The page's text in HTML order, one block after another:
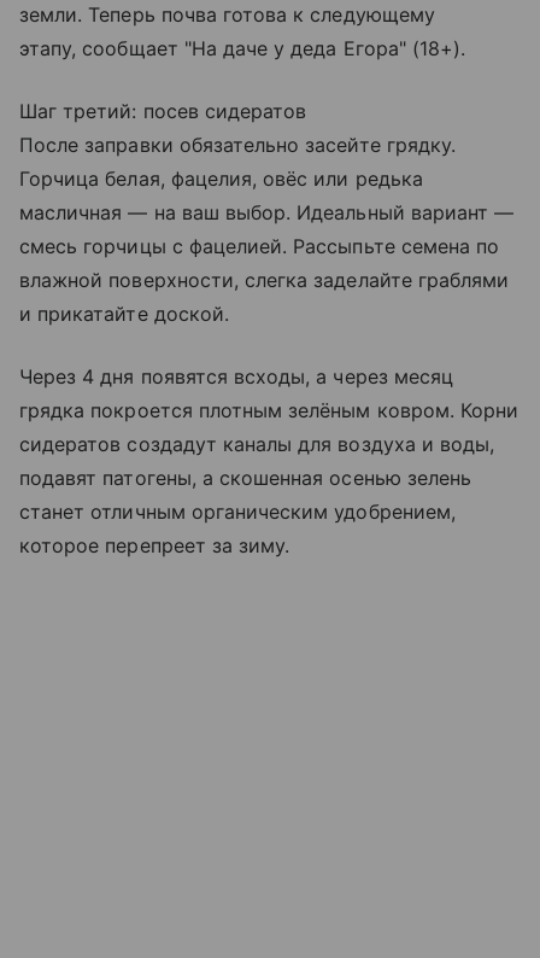
земли. Теперь почва готова к следующему
этапу, сообщает "На даче у деда Егора" (18+).
Шаг третий: посев сидератов
После заправки обязательно засейте грядку.
Горчица белая, фацелия, овёс или редька
масличная — на ваш выбор. Идеальный вариант —
смесь горчицы с фацелией. Рассыпьте семена по
влажной поверхности, слегка заделайте граблями
и прикатайте доской.
Через 4 дня появятся всходы, а через месяц
грядка покроется плотным зелёным ковром. Корни
сидератов создадут каналы для воздуха и воды,
подавят патогены, а скошенная осенью зелень
станет отличным органическим удобрением,
которое перепреет за зиму.